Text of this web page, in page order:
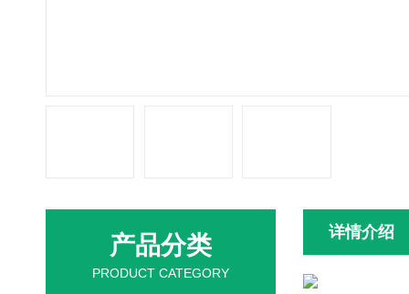
详情介绍
产品分类
PRODUCT CATEGORY